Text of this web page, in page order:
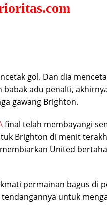
gol. Dan dia
babak adu penalti, akhirnya
gawang Brighton.
final telah membayangi
Brighton di menit
United
permainan bagus di
untuk